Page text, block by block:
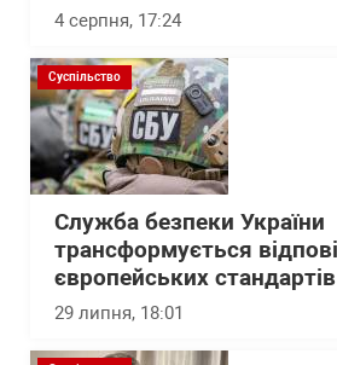
4 серпня, 17:24
Суспільство
Служба безпеки України
трансформується
європейських стандартів
29 липня, 18:01